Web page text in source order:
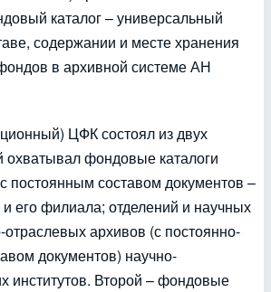
каталог – универсальный
содержании и месте хранения
в архивной системе АН
ЦФК состоял из двух
фондовые каталоги
постоянным составом документов –
филиала; отделений и научных
отраслевых архивов (с постоянно-
документов) научно-
институтов. Второй – фондовые